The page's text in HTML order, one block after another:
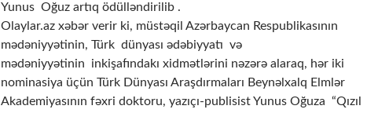
Yunus Oğuz artıq ödülləndirilib .
Olaylar.az xəbər verir ki, müstəqil Azərbaycan Respublikasının
mədəniyyətinin, Türk dünyası ədəbiyyatı və
mədəniyyətinin inkişafındakı xidmətlərini nəzərə alaraq, hər iki
nominasiya üçün Türk Dünyası Araşdırmaları Beynəlxalq Elmlər
Akademiyasının fəxri doktoru, yazıçı-publisist Yunus Oğuza “Qızıl